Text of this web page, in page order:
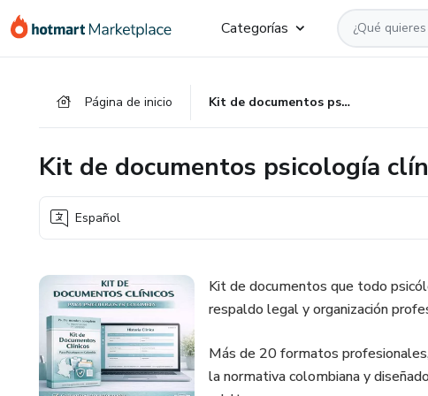
Categorías
Página de inicio Kit de documentos psicología clínica
Kit de documentos psicología
Español
Kit de documentos que todo
respaldo legal y organización
Más de 20 formatos
la normativa colombiana y